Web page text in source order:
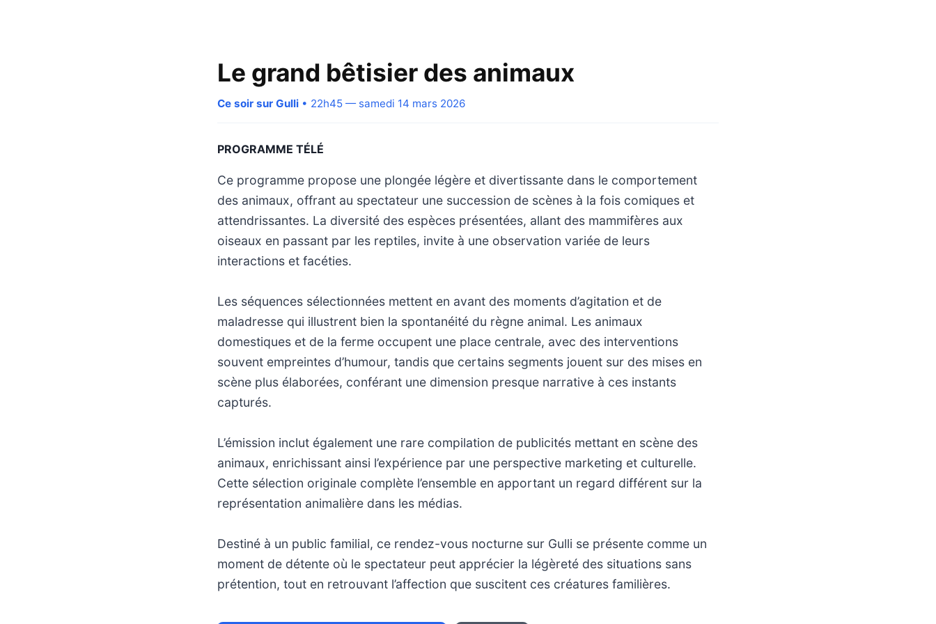
Le grand bêtisier des animaux
Ce soir sur Gulli • 22h45 — samedi 14 mars 2026
PROGRAMME TÉLÉ
Ce programme propose une plongée légère et divertissante dans le comportement
des animaux, offrant au spectateur une succession de scènes à la fois comiques et
attendrissantes. La diversité des espèces présentées, allant des mammifères aux
oiseaux en passant par les reptiles, invite à une observation variée de leurs
interactions et facéties.
Les séquences sélectionnées mettent en avant des moments d’agitation et de
maladresse qui illustrent bien la spontanéité du règne animal. Les animaux
domestiques et de la ferme occupent une place centrale, avec des interventions
souvent empreintes d’humour, tandis que certains segments jouent sur des mises en
scène plus élaborées, conférant une dimension presque narrative à ces instants
capturés.
L’émission inclut également une rare compilation de publicités mettant en scène des
animaux, enrichissant ainsi l’expérience par une perspective marketing et culturelle.
Cette sélection originale complète l’ensemble en apportant un regard différent sur la
représentation animalière dans les médias.
Destiné à un public familial, ce rendez-vous nocturne sur Gulli se présente comme un
moment de détente où le spectateur peut apprécier la légèreté des situations sans
prétention, tout en retrouvant l’affection que suscitent ces créatures familières.